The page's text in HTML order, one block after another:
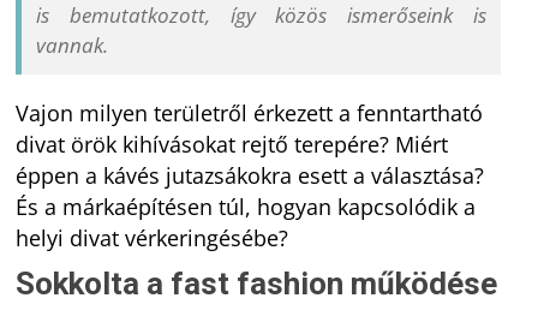
is bemutatkozott, így közös ismerőseink is
vannak.
Vajon milyen területről érkezett a fenntartható
divat örök kihívásokat rejtő terepére? Miért
éppen a kávés jutazsákokra esett a választása?
És a márkaépítésen túl, hogyan kapcsolódik a
helyi divat vérkeringésébe?
Sokkolta a fast fashion működése